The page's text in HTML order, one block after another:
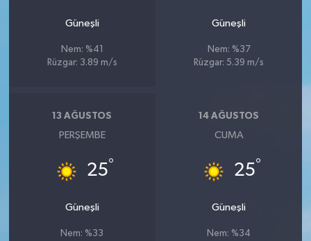
Güneşli
Nem: %41
Rüzgar: 3.89 m/s
Güneşli
Nem: %37
Rüzgar: 5.39 m/s
13 AĞUSTOS
PERŞEMBE
25°
Güneşli
Nem: %33
14 AĞUSTOS
CUMA
25°
Güneşli
Nem: %34